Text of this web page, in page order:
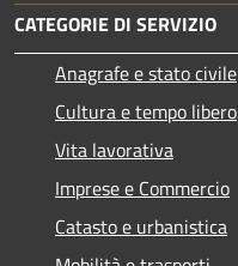
CATEGORIE DI SERVIZIO
Anagrafe e stato civile
Cultura e tempo libero
Vita lavorativa
Imprese e Commercio
Catasto e urbanistica